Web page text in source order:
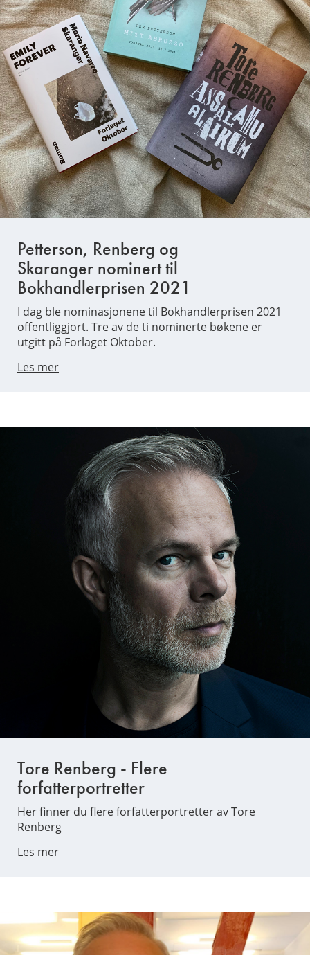
Petterson, Renberg og
Skaranger nominert til
Bokhandlerprisen 2021
I dag ble nominasjonene til Bokhandlerprisen 2021
offentliggjort. Tre av de ti nominerte bøkene er
utgitt på Forlaget Oktober.
Les mer
Tore Renberg - Flere
forfatterportretter
Her finner du flere forfatterportretter av Tore
Renberg
Les mer